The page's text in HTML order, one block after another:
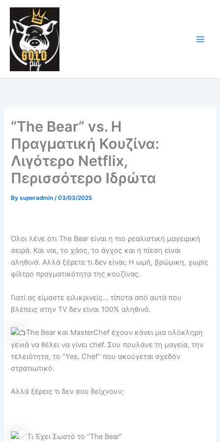
Skip
content
“The Bear” vs. Η
Πραγματική Κουζίνα:
Λιγότερο Netflix,
Περισσότερο Ιδρώτα
Bysuperadmin/03/03/2025
Όλοι λένε ότι The Bear είναι η πιο ρεαλιστική μαγειρική
σειρά. Και ναι, το χάος, το άγχος και η πίεση είναι
αληθινά. Αλλά ξέρετε τι δεν είναι; Η ωμή, βρώμικη, χωρίς
φίλτρο πραγματικότητα της κουζίνας.
Γιατί ας είμαστε ειλικρινείς… τίποτα από αυτά που
βλέπεις στην TV δεν είναι 100% αληθινό.
The Bear και MasterChef έχουν κάνει μια ολόκληρη
γενιά να θέλει να γίνει chef. Σου πουλάνε τη μαγεία, την
τελειότητα, το “Yes, Chef” που ακούγεται σχεδόν
στρατιωτικό.
Αλλά ξέρεις τι δεν σου δείχνουν;
Τι Έχει Σωστό το “The Bear”